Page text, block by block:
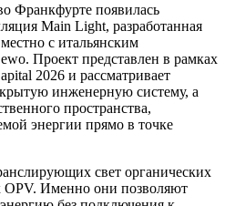
Франкфурте появилась
Main Light, разработанная
с итальянским
Проект представлен в рамках
2026 и рассматривает
инженерную систему, а
пространства,
энергии прямо в точке
свет органических
OPV. Именно они позволяют